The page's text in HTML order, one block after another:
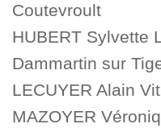
Coutevroult
HUBERT Sylvette
Dammartin sur
LECUYER Alain
MAZOYER